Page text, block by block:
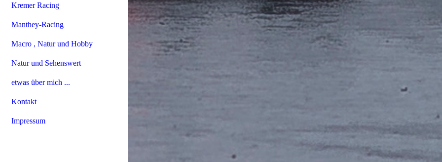
Kremer Racing
Manthey-Racing
Macro , Natur und Hobby
Natur und Sehenswert
etwas über mich ...
Kontakt
Impressum